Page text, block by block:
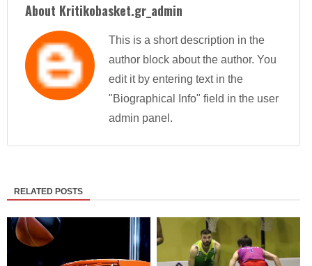
About Kritikobasket.gr_admin
This is a short description in the
author block about the author. You
edit it by entering text in the
"Biographical Info" field in the user
admin panel.
RELATED POSTS